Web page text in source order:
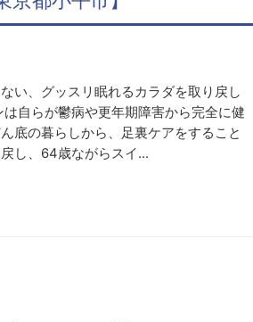
い、グッスリ眠れるカラダを取り戻し
自らが鬱病や更年期障害から完全に健
底の暮らしから、足裏ケアをすること
し、64歳ながらスイ...